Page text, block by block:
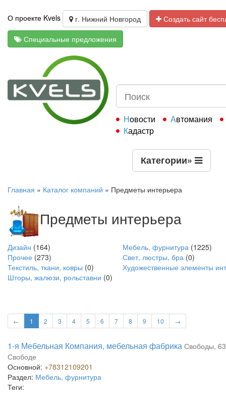
О проекте Kvels г. Нижний Новгород
Создать сайт
Специальные предложения
Новости
Автомания
Кадастр
Категории»
Главная » Каталог компаний » Предметы интерьера
Предметы интерьера
Дизайн (164) Мебель, фурнитура (1225)
Прочее (273) Свет, люстры, бра (0)
Текстиль, ткани, ковры (0)
Художественные элементы
Шторы, жалюзи, рольставни (0)
← 1 2 3 4 5 6 7 8 9 10 →
1-я Мебельная Компания, мебельная фабрика Свободы,
Свободе
Основной: +78312109201
Раздел: Мебель, фурнитура
Теги: